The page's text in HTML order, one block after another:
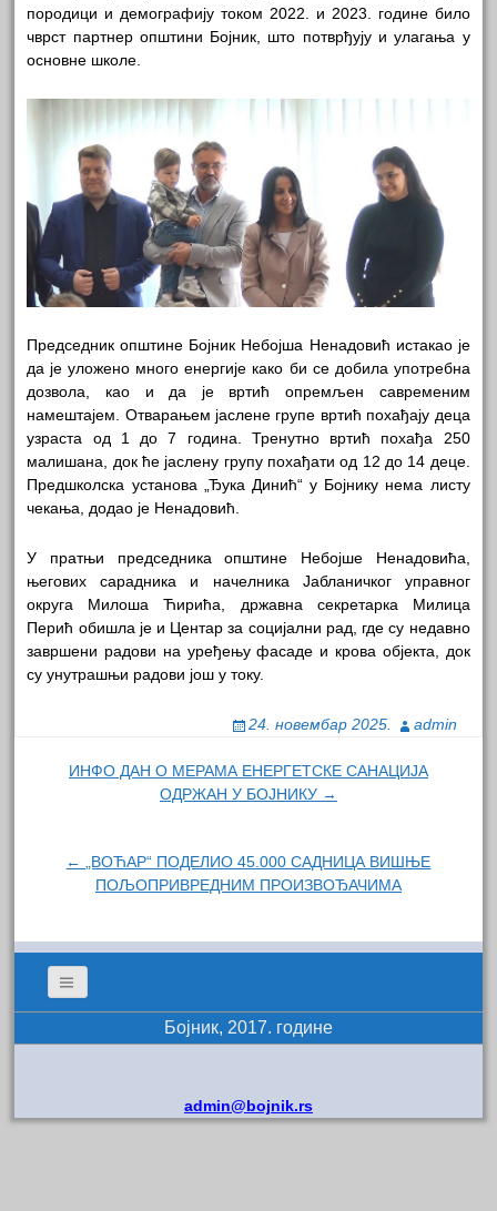
породици и демографију током 2022. и 2023. године било
чврст партнер општини Бојник, што потврђују и улагања у
основне школе.
Председник општине Бојник Небојша Ненадовић истакао је
да је уложено много енергије како би се добила употребна
дозвола, као и да је вртић опремљен савременим
намештајем. Отварањем јаслене групе вртић похађају деца
узраста од 1 до 7 година. Тренутно вртић похађа 250
малишана, док ће јаслену групу похађати од 12 до 14 деце.
Предшколска установа „Ђука Динић“ у Бојнику нема листу
чекања, додао је Ненадовић.
У пратњи председника општине Небојше Ненадовића,
његових сарадника и начелника Јабланичког управног
округа Милоша Ћирића, државна секретарка Милица
Перић обишла је и Центар за социјални рад, где су недавно
завршени радови на уређењу фасаде и крова објекта, док
су унутрашњи радови још у току.
24. новембар 2025. admin
Навигација
ИНФО ДАН О МЕРАМА ЕНЕРГЕТСКЕ САНАЦИЈА
ОДРЖАН У БОЈНИКУ →
← „ВОЋАР“ ПОДЕЛИО 45.000 САДНИЦА ВИШЊЕ
ПОЉОПРИВРЕДНИМ ПРОИЗВОЂАЧИМА
Бојник, 2017. године
admin@bojnik.rs